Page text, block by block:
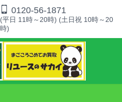
0120-56-1871
(平日 11時～20時) (土日祝 10時～20
時)